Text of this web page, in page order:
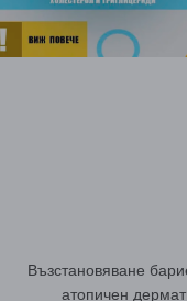
Възстановяване
атопичен